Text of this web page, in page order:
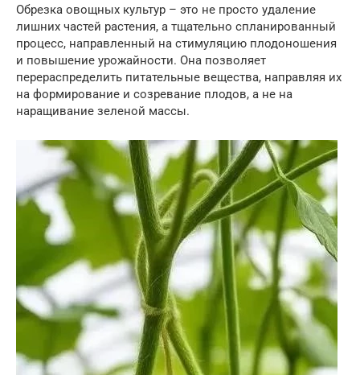
Обрезка овощных культур – это не просто удаление
лишних частей растения, а тщательно спланированный
процесс, направленный на стимуляцию плодоношения
и повышение урожайности. Она позволяет
перераспределить питательные вещества, направляя их
на формирование и созревание плодов, а не на
наращивание зеленой массы.